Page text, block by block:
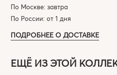
По Москве: завтра
По России: от 1 дня
ПОДРОБНЕЕ О ДОСТАВКЕ
ЕЩЁ ИЗ ЭТОЙ